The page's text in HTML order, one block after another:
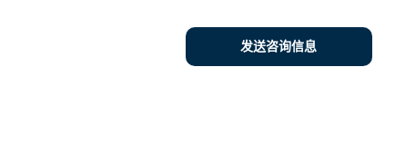
发送咨询信息